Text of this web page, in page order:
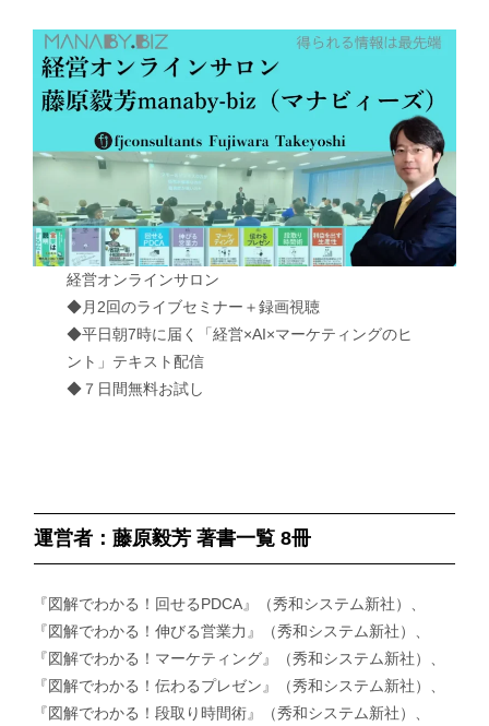
経営オンラインサロン
◆月2回のライブセミナー＋録画視聴
◆平日朝7時に届く「経営×AI×マーケティングのヒ
ント」テキスト配信
◆７日間無料お試し
運営者：藤原毅芳 著書一覧 8冊
『図解でわかる！回せるPDCA』（秀和システム新社）、
『図解でわかる！伸びる営業力』（秀和システム新社）、
『図解でわかる！マーケティング』（秀和システム新社）、
『図解でわかる！伝わるプレゼン』（秀和システム新社）、
『図解でわかる！段取り時間術』（秀和システム新社）、